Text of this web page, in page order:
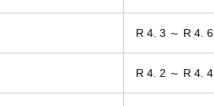
R 4. 3 ～ R 4. 6
R 4. 2 ～ R 4. 4